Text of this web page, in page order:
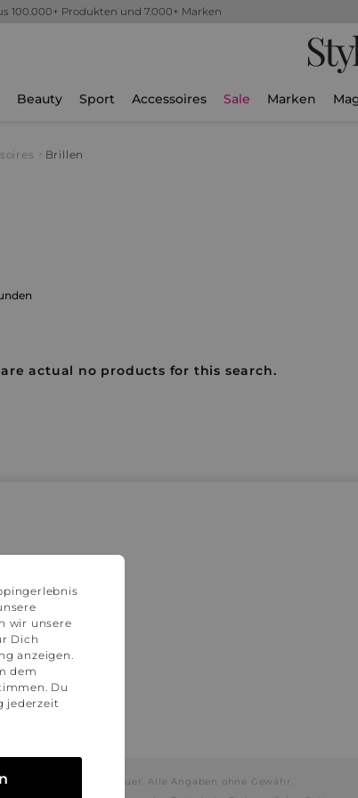
100.000+ Produkten und 7.000+ Marken
Beauty Sport Accessoires Sale Marken
Brillen
are actual no products for this search.
Mehrwertsteuer. Alle Angaben ohne Gewähr.
wir unsere
Dich
anzeigen.
dem
Du
jederzeit